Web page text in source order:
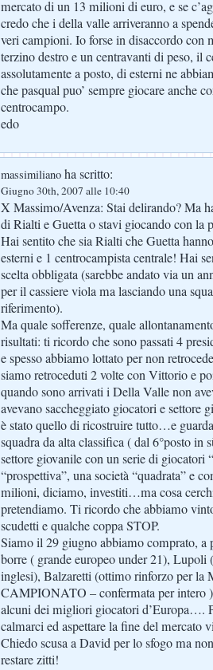
mercato di un 13 milioni di euro, e se
credo che i della valle arriveranno a
veri campioni. Io forse in disaccordo con
terzino destro e un centravanti di peso, il
assolutamente a posto, di esterni ne
che pasqual puo’ sempre giocare anche
centrocampo.
edo
massimiliano ha scritto:
Giugno 30th, 2007 alle 10:40
X Massimo/Avenza: Stai delirando? Ma
di Rialti e Guetta o stavi giocando con la
Hai sentito che sia Rialti che Guetta
esterni e 1 centrocampista centrale! Hai
scelta obbligata (sarebbe andato via un
per il cassiere viola ma lasciando una
riferimento).
Ma quale sofferenze, quale
risultati: ti ricordo che sono passati 4
e spesso abbiamo lottato per non
siamo retroceduti 2 volte con Vittorio e
quando sono arrivati i Della Valle non
avevano saccheggiato giocatori e settore
è stato quello di ricostruire tutto…e
squadra da alta classifica ( dal 6°posto in
settore giovanile con un serie di giocatori
“prospettiva”, una società “quadrata” e
milioni, diciamo, investiti…ma cosa
pretendiamo. Ti ricordo che abbiamo
scudetti e qualche coppa STOP.
Siamo il 29 giugno abbiamo comprato, a
borre ( grande europeo under 21), Lupoli
inglesi), Balzaretti (ottimo rinforzo per
CAMPIONATO – confermata per intero
alcuni dei migliori giocatori d’Europa….
calmarci ed aspettare la fine del mercato
Chiedo scusa a David per lo sfogo ma
restare zitti!